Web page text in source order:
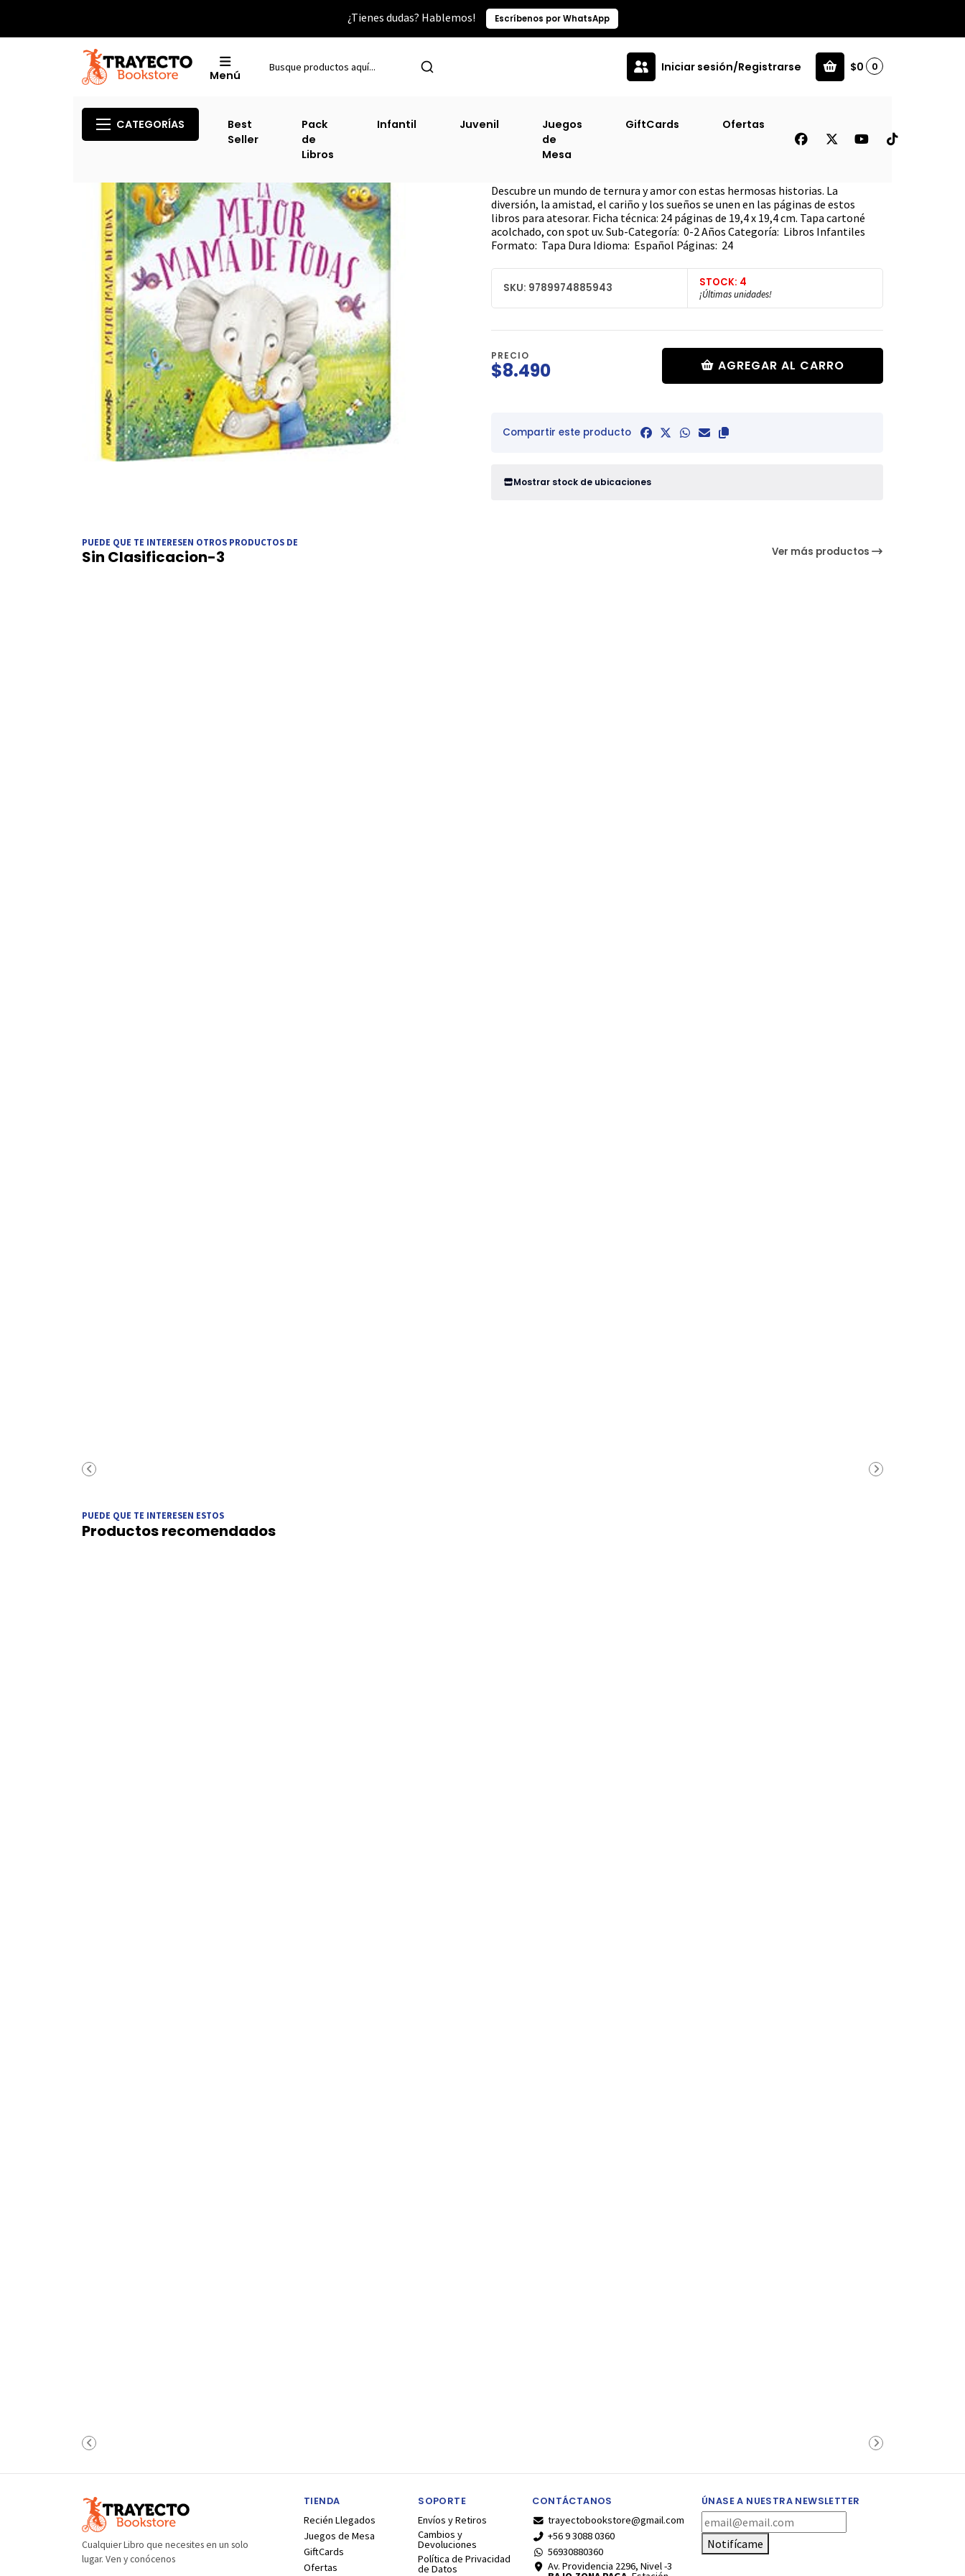
¿Tienes dudas? Hablemos! Escríbenos por WhatsApp
Menú
Iniciar sesión/Registrarse $0 0
CATEGORÍAS
Best
Seller
Pack
de
Libros
Infantil Juvenil
Juegos
de
Mesa
GiftCards Ofertas
Ternura - La Mejor Mama
Descubre un mundo de ternura y amor con estas hermosas historias. La
diversión, la amistad, el cariño y los sueños se unen en las páginas de estos
libros para atesorar. Ficha técnica: 24 páginas de 19,4 x 19,4 cm. Tapa cartoné
acolchado, con spot uv. Sub-Categoría: 0-2 Años Categoría: Libros Infantiles
Formato: Tapa Dura Idioma: Español Páginas: 24
SKU: 9789974885943 STOCK: 4
¡Últimas unidades!
PRECIO
$8.490 AGREGAR AL CARRO
Compartir este producto
Mostrar stock de ubicaciones
PUEDE QUE TE INTERESEN OTROS PRODUCTOS DE
Sin Clasificacion-3 Ver más productos
PUEDE QUE TE INTERESEN ESTOS
Productos recomendados
Cualquier Libro que necesites en un solo
lugar. Ven y conócenos
TIENDA
Recién Llegados
Juegos de Mesa
GiftCards
Ofertas
SOPORTE
Envíos y Retiros
Cambios y
Devoluciones
Política de Privacidad
de Datos
CONTÁCTANOS
trayectobookstore@gmail.com
+56 9 3088 0360
56930880360
Av. Providencia 2296, Nivel -3
ÚNASE A NUESTRA NEWSLETTER
Notifícame